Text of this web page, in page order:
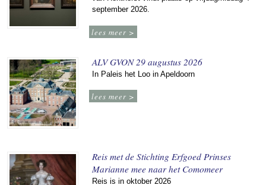
september 2026.
lees meer >
ALV GVON 29 augustus 2026
In Paleis het Loo in Apeldoorn
lees meer >
Reis met de Stichting Erfgoed Prinses
Marianne mee naar het Comomeer
Reis is in oktober 2026